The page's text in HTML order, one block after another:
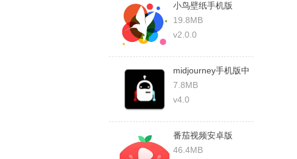
小鸟壁纸手机版
19.8MB
v2.0.0
midjourney手机版中
文版
7.8MB
v4.0
番茄视频安卓版
46.4MB